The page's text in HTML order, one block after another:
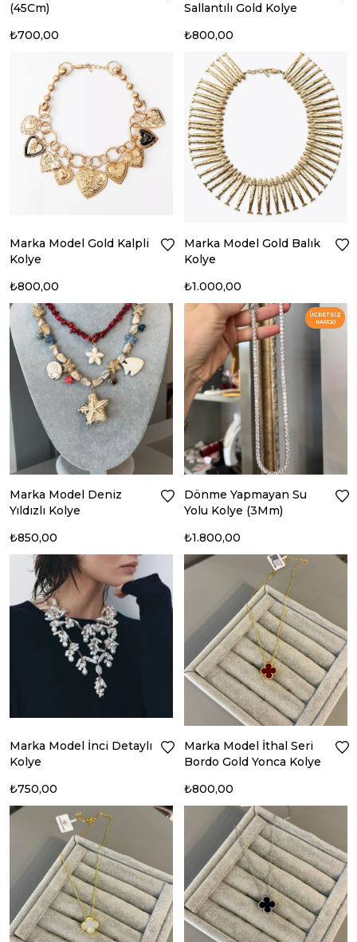
(45Cm)
₺700,00
Sallantılı Gold Kolye
₺800,00
Marka Model Gold Kalpli
Kolye
₺800,00
Marka Model Gold Balık
Kolye
₺1.000,00
Marka Model Deniz
Yıldızlı Kolye
₺850,00
Dönme Yapmayan Su
Yolu Kolye (3Mm)
₺1.800,00
ÜCRETSIZ
KARGO
Marka Model İnci Detaylı
Kolye
₺750,00
Marka Model İthal Seri
Bordo Gold Yonca Kolye
₺800,00